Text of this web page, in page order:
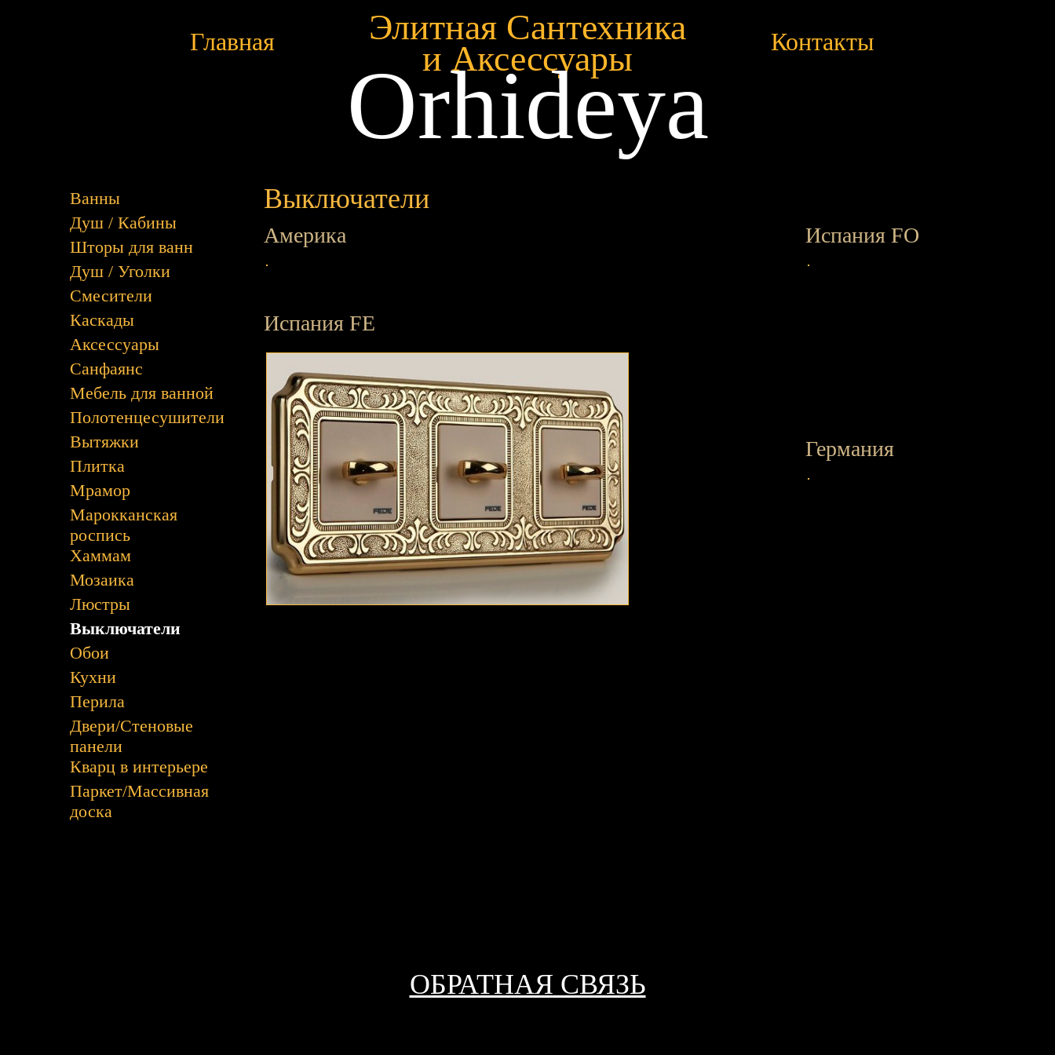
Главная Контакты
Элитная Сантехника
и Аксессуары
Orhideya
Ванны
Душ / Кабины
Шторы для ванн
Душ / Уголки
Смесители
Каскады
Аксессуары
Санфаянс
Мебель для ванной
Полотенцесушители
Вытяжки
Плитка
Мрамор
Марокканская
роспись
Хаммам
Мозаика
Люстры
Выключатели
Обои
Кухни
Перила
Двери/Стеновые
панели
Кварц в интерьере
Паркет/Массивная
доска
Выключатели
Америка Испания FO
Испания FE
Германия
ОБРАТНАЯ СВЯЗЬ